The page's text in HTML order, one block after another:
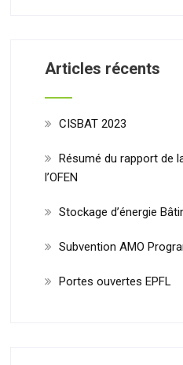
Articles récents
CISBAT 2023
Résumé du rapport de
l’OFEN
Stockage d’énergie
Subvention AMO
Portes ouvertes EPFL